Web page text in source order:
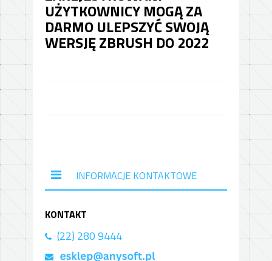
UŻYTKOWNICY MOGĄ ZA
DARMO ULEPSZYĆ SWOJĄ
WERSJĘ ZBRUSH DO 2022
INFORMACJE KONTAKTOWE
KONTAKT
(22) 280 9444